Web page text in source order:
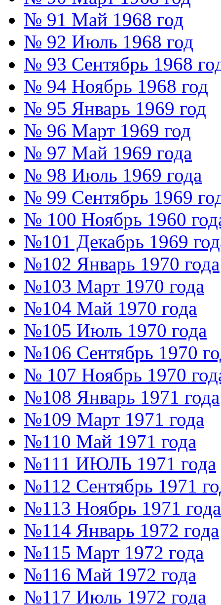
№ 91 Май 1968 год
№ 92 Июль 1968 год
№ 93 Сентябрь 1968
№ 94 Ноябрь 1968 год
№ 95 Январь 1969 год
№ 96 Март 1969 год
№ 97 Май 1969 года
№ 98 Июль 1969 года
№ 99 Сентябрь 1969
№ 100 Ноябрь 1960
№101 Декабрь 1969
№102 Январь 1970 года
№103 Март 1970 года
№104 Май 1970 года
№105 Июль 1970 года
№106 Сентябрь 1970
№ 107 Ноябрь 1970
№108 Январь 1971 года
№109 Март 1971 года
№110 Май 1971 года
№111 ИЮЛЬ 1971 года
№112 Сентябрь 1971
№113 Ноябрь 1971 года
№114 Январь 1972 года
№115 Март 1972 года
№116 Май 1972 года
№117 Июль 1972 года